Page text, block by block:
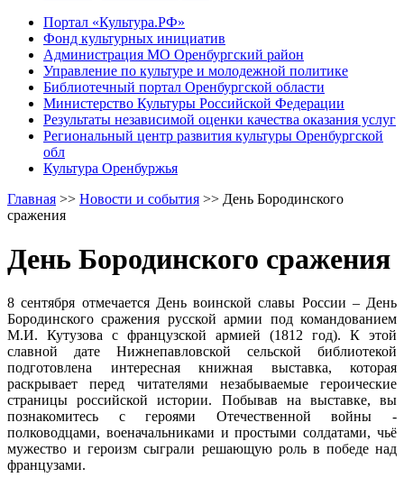
Портал «Культура.РФ»
Фонд культурных инициатив
Администрация МО Оренбургский район
Управление по культуре и молодежной политике
Библиотечный портал Оренбургской области
Министерство Культуры Российской Федерации
Результаты независимой оценки качества оказания услуг
Региональный центр развития культуры Оренбургской
обл
Культура Оренбуржья
Главная >> Новости и события >> День Бородинского
сражения
День Бородинского сражения
8 сентября отмечается День воинской славы России – День
Бородинского сражения русской армии под командованием
М.И. Кутузова с французской армией (1812 год). К этой
славной дате Нижнепавловской сельской библиотекой
подготовлена интересная книжная выставка, которая
раскрывает перед читателями незабываемые героические
страницы российской истории. Побывав на выставке, вы
познакомитесь с героями Отечественной войны -
полководцами, военачальниками и простыми солдатами, чьё
мужество и героизм сыграли решающую роль в победе над
французами.